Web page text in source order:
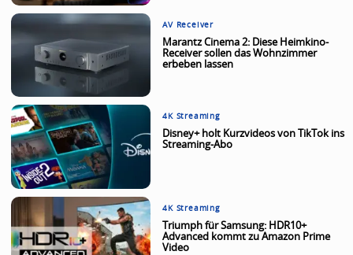
AV Receiver
Marantz Cinema 2: Diese Heimkino-
Receiver sollen das Wohnzimmer
erbeben lassen
4K Streaming
Disney+ holt Kurzvideos von TikTok ins
Streaming-Abo
4K Streaming
Triumph für Samsung: HDR10+
Advanced kommt zu Amazon Prime
Video